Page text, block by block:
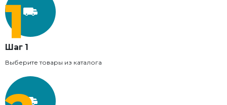
Шаг 1
Выберите товары из каталога